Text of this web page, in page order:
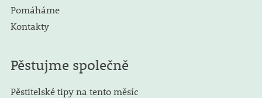
Pomáháme
Kontakty
Pěstujme společně
Pěstitelské tipy na tento měsíc